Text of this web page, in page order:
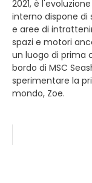
2021, è
interno dispone di
e aree di
spazi e motori
un luogo di prima
bordo di MSC
sperimentare la
mondo, Zoe.